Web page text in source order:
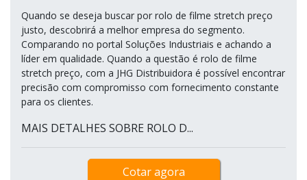
Quando se deseja buscar por rolo de filme stretch preço
justo, descobrirá a melhor empresa do segmento.
Comparando no portal Soluções Industriais e achando a
líder em qualidade. Quando a questão é rolo de filme
stretch preço, com a JHG Distribuidora é possível encontrar
precisão com compromisso com fornecimento constante
para os clientes.
MAIS DETALHES SOBRE ROLO D...
Cotar agora